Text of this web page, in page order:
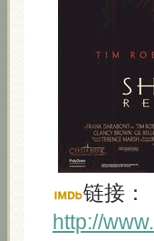
链接：
http://